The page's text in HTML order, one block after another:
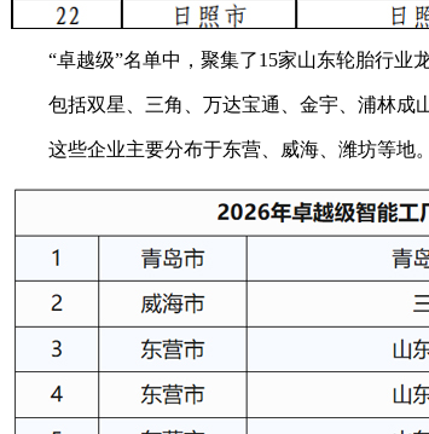
“卓越级”名单中，聚集了15家山东轮胎行业
包括双星、三角、万达宝通、金宇、浦林成
这些企业主要分布于东营、威海、潍坊等地。